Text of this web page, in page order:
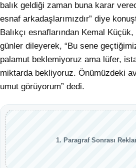
balık geldiği zaman buna karar
esnaf arkadaşlarımızdır” diye
Balıkçı esnaflarından Kemal
günler dileyerek, “Bu sene
palamut beklemiyoruz ama lüfer,
miktarda bekliyoruz. Önümüzdeki
umut görüyorum” dedi.
1. Paragraf Sonrası